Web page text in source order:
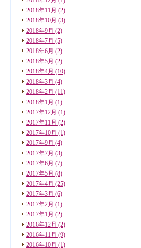
2018年11月 (2)
2018年10月 (3)
2018年9月 (2)
2018年7月 (5)
2018年6月 (2)
2018年5月 (2)
2018年4月 (10)
2018年3月 (4)
2018年2月 (11)
2018年1月 (1)
2017年12月 (1)
2017年11月 (2)
2017年10月 (1)
2017年9月 (4)
2017年7月 (3)
2017年6月 (7)
2017年5月 (8)
2017年4月 (25)
2017年3月 (6)
2017年2月 (1)
2017年1月 (2)
2016年12月 (2)
2016年11月 (9)
2016年10月 (1)